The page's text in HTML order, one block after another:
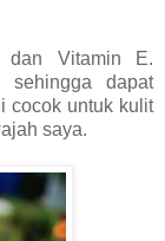
dan Vitamin E.
sehingga dapat
cocok untuk kulit
saya.